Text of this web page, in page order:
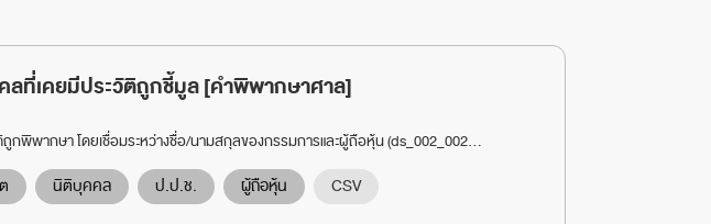
ที่เคยมีประวัติถูกชี้มูล [คำพิพากษาศาล]
พิพากษา โดยเชื่อมระหว่างชื่อ/นามสกุลของกรรมการและผู้ถือหุ้น (ds_002_002...
นิติบุคคล ป.ป.ช. ผู้ถือหุ้น CSV